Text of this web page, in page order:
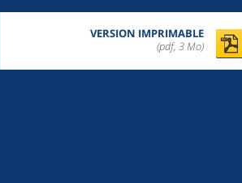
VERSION IMPRIMABLE
(pdf, 3 Mo)